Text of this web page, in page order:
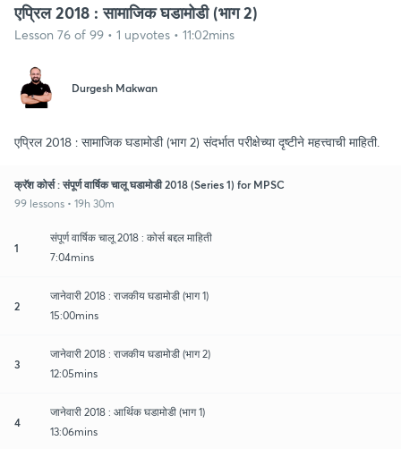
एप्रिल 2018 : सामाजिक घडामोडी (भाग 2)
Lesson 76 of 99 • 1 upvotes • 11:02mins
Durgesh Makwan
एप्रिल 2018 : सामाजिक घडामोडी (भाग 2) संदर्भात परीक्षेच्या दृष्टीने महत्त्वाची माहिती.
क्रॅश कोर्स : संपूर्ण वार्षिक चालू घडामोडी 2018 (Series 1) for MPSC
99 lessons • 19h 30m
1
संपूर्ण वार्षिक चालू 2018 : कोर्स बद्दल माहिती
7:04mins
2
जानेवारी 2018 : राजकीय घडामोडी (भाग 1)
15:00mins
3
जानेवारी 2018 : राजकीय घडामोडी (भाग 2)
12:05mins
4
जानेवारी 2018 : आर्थिक घडामोडी (भाग 1)
13:06mins